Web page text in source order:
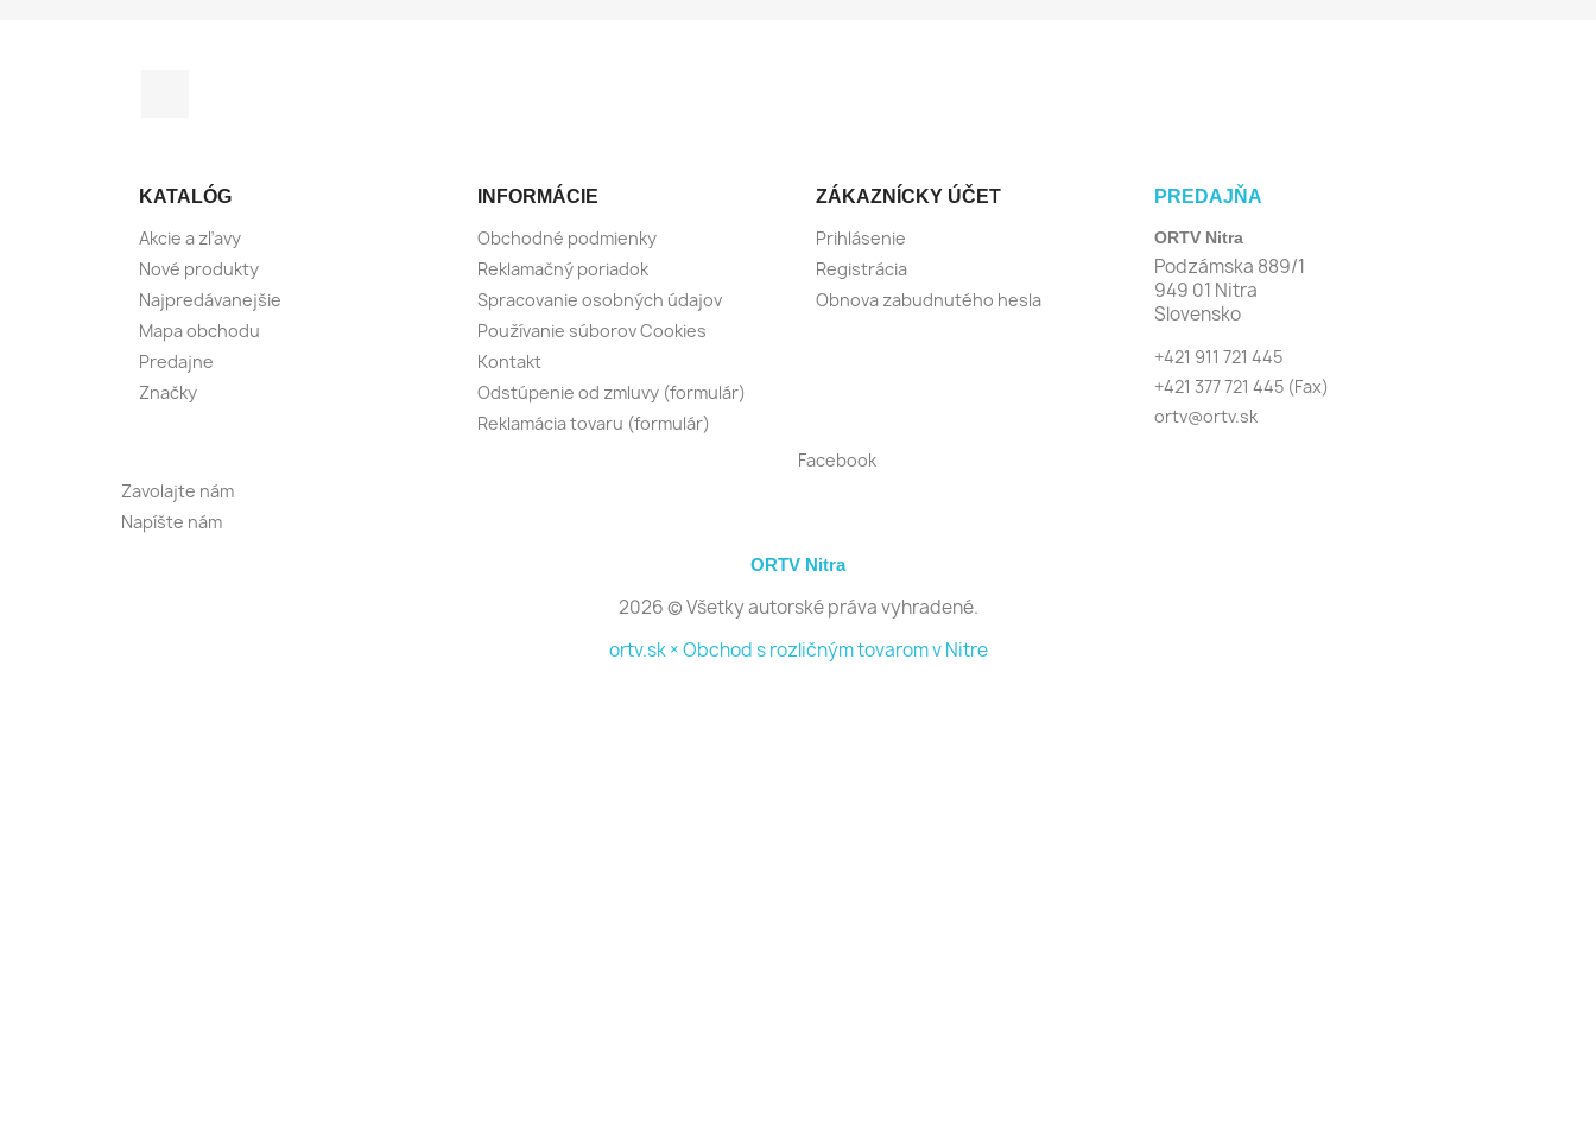
KATALÓG
Akcie a zľavy
Nové produkty
Najpredávanejšie
Mapa obchodu
Predajne
Značky
INFORMÁCIE
Obchodné podmienky
Reklamačný poriadok
Spracovanie osobných údajov
Používanie súborov Cookies
Kontakt
Odstúpenie od zmluvy (formulár)
Reklamácia tovaru (formulár)
ZÁKAZNÍCKY ÚČET
Prihlásenie
Registrácia
Obnova zabudnutého hesla
PREDAJŇA
ORTV Nitra
Podzámska 889/1
949 01 Nitra
Slovensko
+421 911 721 445
+421 377 721 445 (Fax)
ortv@ortv.sk
Facebook
Zavolajte nám
Napíšte nám
ORTV Nitra
2026 © Všetky autorské práva vyhradené.
ortv.sk × Obchod s rozličným tovarom v Nitre